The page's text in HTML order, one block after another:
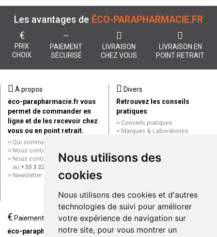
Nous utilisons des
cookies
Nous utilisons des cookies et d'autres
technologies de suivi pour améliorer
votre expérience de navigation sur
notre site, pour vous montrer un
Les avantages de ÉCO-PARAPHARMACIE.FR
€
PRIX
CHOIX
PAIEMENT
SÉCURISÉ
LIVRAISON
CHEZ VOUS
LIVRAISON EN
POINT RETRAIT
À propos
éco-parapharmacie.fr vous
permet de commander en
ligne et de les recevoir chez
vous ou en point retrait.
Qui sommes nous ?
Nous contacter par e-mail
Nous contacter par téléphone
au +33 3 22 71 64 10
Newsletter
Divers
Retrouvez les conseils
pratiques
Conseils pratiques
Marques & Laboratoires
Mentions légales
Données personnelles
ligne
€ Paiement
éco-parapharmacie.fr offre
Livraison / Point retrait
Commandez en ligne et